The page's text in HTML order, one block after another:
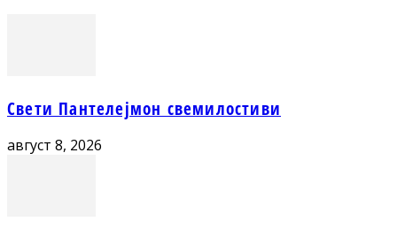
Свети Пантелејмон свемилостиви
август 8, 2026